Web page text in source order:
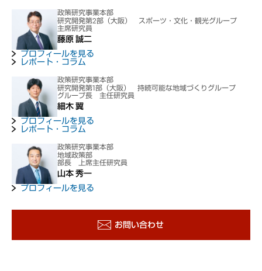
政策研究事業本部
研究開発第2部（大阪） スポーツ・文化・観光グループ
主席研究員
藤原 誠二
プロフィールを見る
レポート・コラム
政策研究事業本部
研究開発第1部（大阪） 持続可能な地域づくりグループ
グループ長 主任研究員
細木 翼
プロフィールを見る
レポート・コラム
政策研究事業本部
地域政策部
部長 上席主任研究員
山本 秀一
プロフィールを見る
お問い合わせ